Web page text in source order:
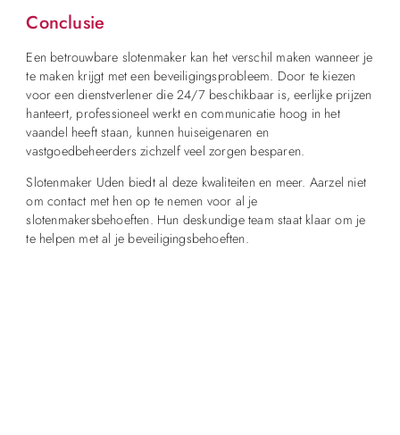
Conclusie
Een betrouwbare slotenmaker kan het verschil maken wanneer je
te maken krijgt met een beveiligingsprobleem. Door te kiezen
voor een dienstverlener die 24/7 beschikbaar is, eerlijke prijzen
hanteert, professioneel werkt en communicatie hoog in het
vaandel heeft staan, kunnen huiseigenaren en
vastgoedbeheerders zichzelf veel zorgen besparen.
Slotenmaker Uden biedt al deze kwaliteiten en meer. Aarzel niet
om contact met hen op te nemen voor al je
slotenmakersbehoeften. Hun deskundige team staat klaar om je
te helpen met al je beveiligingsbehoeften.